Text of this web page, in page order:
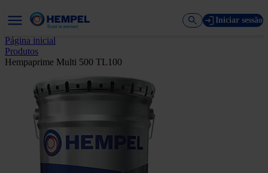
Iniciar sessão
Página inicial
Produtos
Hempaprime Multi 500 TL100